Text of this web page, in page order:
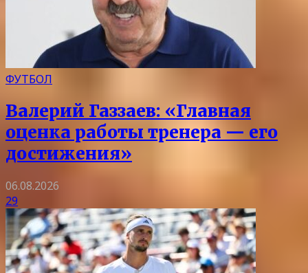
ФУТБОЛ
Валерий Газзаев: «Главная
оценка работы тренера — его
достижения»
06.08.2026
29